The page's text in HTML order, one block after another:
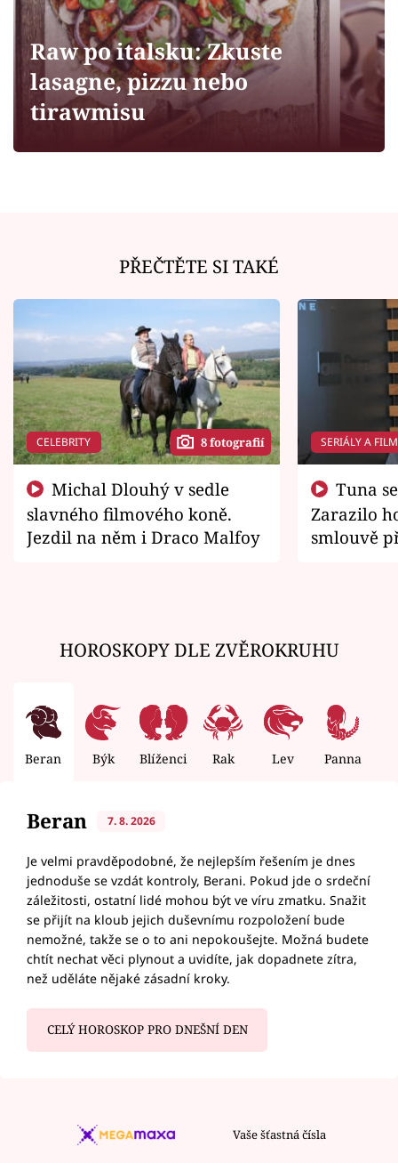
Sledujte prima+
Filmový festival Karlovy Vary
Sledujte nás
Raw po italsku: Zkuste
lasagne, pizzu nebo
tirawmisu
PŘEČTĚTE SI TAKÉ
CELEBRITY 8 fotografií
slavného filmového koně.
Jezdil na něm i Draco Malfoy
SERIÁLY A
Zarazilo
smlouvě
HOROSKOPY DLE ZVĚROKRUHU
Beran Býk Blíženci Rak Lev Panna
Beran 7. 8. 2026
Je velmi pravděpodobné, že nejlepším řešením je dnes
jednoduše se vzdát kontroly, Berani. Pokud jde o srdeční
záležitosti, ostatní lidé mohou být ve víru zmatku. Snažit
se přijít na kloub jejich duševnímu rozpoložení bude
nemožné, takže se o to ani nepokoušejte. Možná budete
chtít nechat věci plynout a uvidíte, jak dopadnete zítra,
než uděláte nějaké zásadní kroky.
CELÝ HOROSKOP PRO DNEŠNÍ DEN
Vaše šťastná čísla